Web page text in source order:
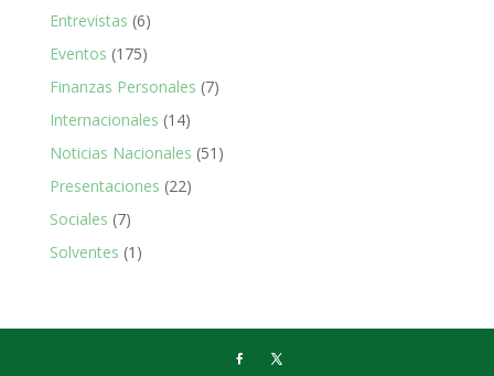
Entrevistas (6)
Eventos (175)
Finanzas Personales (7)
Internacionales (14)
Noticias Nacionales (51)
Presentaciones (22)
Sociales (7)
Solventes (1)